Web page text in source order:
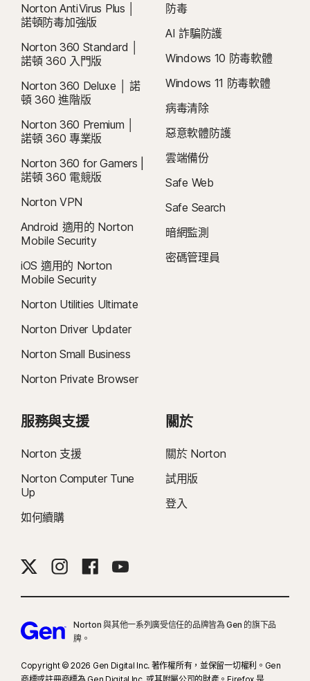
Norton AntiVirus Plus │
諾頓防毒加強版
Norton 360 Standard │
諾頓 360 入門版
Norton 360 Deluxe │ 諾
頓 360 進階版
Norton 360 Premium │
諾頓 360 專業版
Norton 360 for Gamers |
諾頓 360 電競版
Norton VPN
Android 適用的 Norton
Mobile Security
iOS 適用的 Norton
Mobile Security
Norton Utilities Ultimate
Norton Driver Updater
Norton Small Business
Norton Private Browser
防毒
AI 詐騙防護
Windows 10 防毒軟體
Windows 11 防毒軟體
病毒清除
惡意軟體防護
雲端備份
Safe Web
Safe Search
暗網監測
密碼管理員
服務與支援
Norton 支援
Norton Computer Tune
Up
如何續購
關於
關於 Norton
試用版
登入
Norton 與其他一系列廣受信任的品牌皆為 Gen 的旗下品
牌。
Copyright © 2026 Gen Digital Inc. 著作權所有，並保留一切權利。Gen